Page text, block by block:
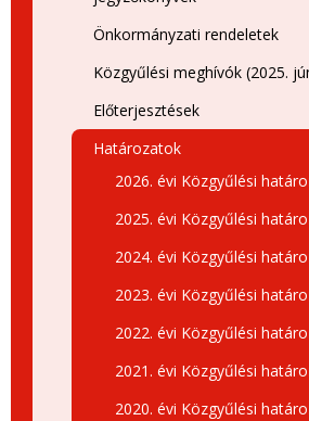
Önkormányzati rendeletek
Közgyűlési meghívók (2025.
Előterjesztések
Határozatok
2026. évi Közgyűlési
2025. évi Közgyűlési
2024. évi Közgyűlési
2023. évi Közgyűlési
2022. évi Közgyűlési
2021. évi Közgyűlési
2020. évi Közgyűlési